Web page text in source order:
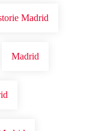
Madrid
Madrid